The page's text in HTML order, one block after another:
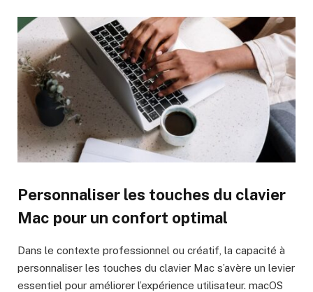
Personnaliser les touches du clavier
Mac pour un confort optimal
Dans le contexte professionnel ou créatif, la capacité à
personnaliser les touches du clavier Mac s’avère un levier
essentiel pour améliorer l’expérience utilisateur. macOS